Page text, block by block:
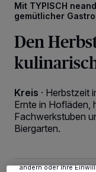
Mit TYPISCH
gemütlicher
Den
Kreis · Herbstzeit
Ernte in Hofläden,
Fachwerkstuben
Biergarten.
Wir und unsere218-
personenbezogene
Kennungen auf Ihrem
Tracking-
verarbeiten Daten, um
ändern oder Ihre